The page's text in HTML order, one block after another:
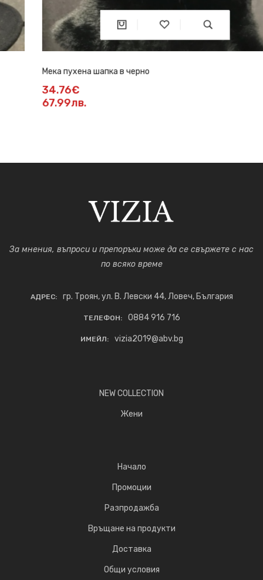
Мека пухена шапка в черно
34.76€
67.99лв.
За мнения, въпроси и препоръки може да се свържете с нас
по всяко време
АДРЕС: гр. Троян, ул. В. Левски 44, Ловеч, България
ТЕЛЕФОН: 0884 916 716
ИМЕЙЛ: vizia2019@abv.bg
NEW COLLECTION
Жени
Начало
Промоции
Разпродажба
Връщане на продукти
Доставка
Общи условия